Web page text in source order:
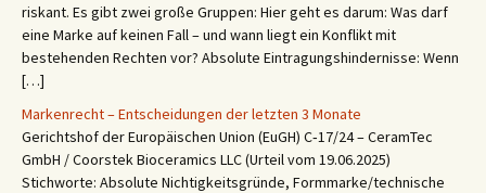
riskant. Es gibt zwei große Gruppen: Hier geht es darum: Was darf
eine Marke auf keinen Fall – und wann liegt ein Konflikt mit
bestehenden Rechten vor? Absolute Eintragungshindernisse: Wenn
[…]
Markenrecht – Entscheidungen der letzten 3 Monate
Gerichtshof der Europäischen Union (EuGH) C‑17/24 – CeramTec
GmbH / Coorstek Bioceramics LLC (Urteil vom 19.06.2025)
Stichworte: Absolute Nichtigkeitsgründe, Formmarke/technische